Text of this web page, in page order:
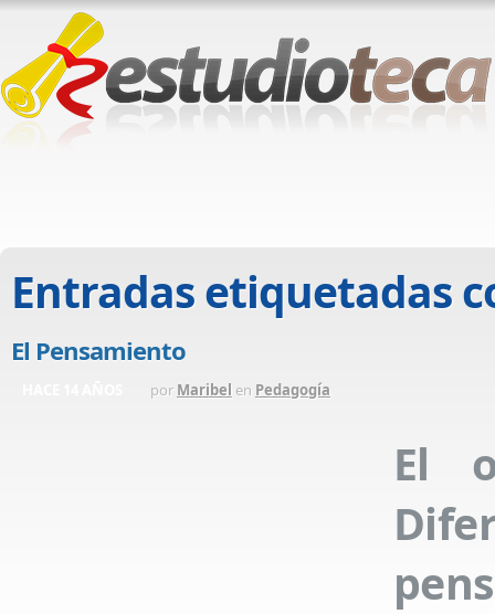
Entradas etiquetadas
El Pensamiento
por Maribel en Pedagogía
El